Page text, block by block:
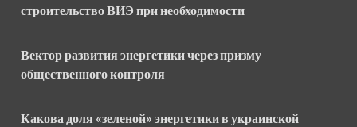
строительство ВИЭ при необходимости
Вектор развития энергетики через призму
общественного контроля
Какова доля «зеленой» энергетики в украинской